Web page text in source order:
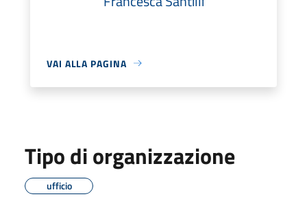
VAI ALLA PAGINA
Tipo di organizzazione
ufficio